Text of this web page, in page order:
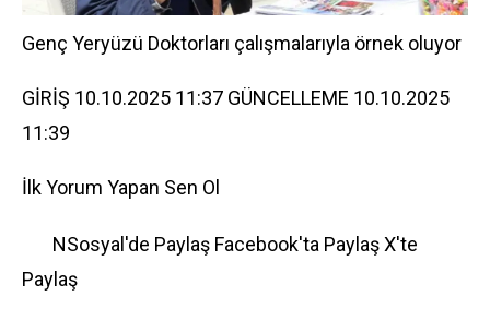
Genç Yeryüzü Doktorları çalışmalarıyla örnek oluyor
GİRİŞ 10.10.2025 11:37 GÜNCELLEME 10.10.2025
11:39
İlk Yorum Yapan Sen Ol
NSosyal'de Paylaş Facebook'ta PaylaşX'te
Paylaş